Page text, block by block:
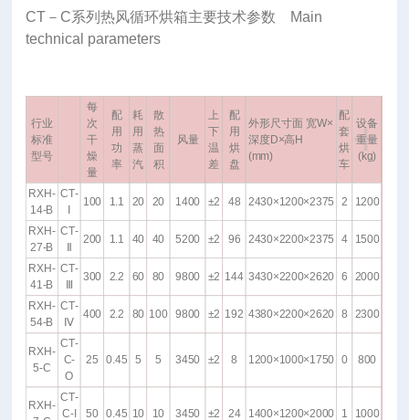
CT－C系列热风循环烘箱主要技术参数 Main
technical parameters
+
行业
标准
型号
每
次
干
燥
量
配
用
功
率
耗
用
蒸
汽
散
热
面
积
风量
上
下
温
差
配
用
烘
盘
外形尺寸面 宽W×
深度D×高H
(mm)
配
套
烘
车
设备
重量
(kg)
RXH-
14-B
CT-
100 1.1 20 20 1400 ±2 48 2430×1200×2375 2 1200
RXH-
27-B
CT-
200 1.1 40 40 5200 ±2 96 2430×2200×2375 4 1500
RXH-
41-B
CT-
300 2.2 60 80 9800 ±2 144 3430×2200×2620 6 2000
RXH-
54-B
CT-
Ⅳ
400 2.2 80 100 9800 ±2 192 4380×2200×2620 8 2300
RXH-
5-C
CT-
C-
O
25 0.45 5 5 3450 ±2 8 1200×1000×1750 0 800
RXH-
CT-
C-I
50 0.45 10 10 3450 ±2 24 1400×1200×2000 1 1000